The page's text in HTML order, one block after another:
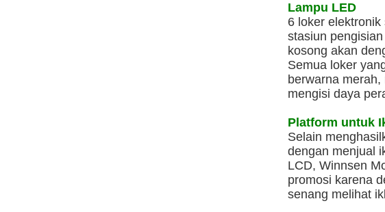
Lampu LED
6 loker
stasiun
kosong akan
Semua loker
berwarna
mengisi daya
Platform untuk
Selain
dengan menjual
LCD, Winnsen
promosi karena
senang melihat